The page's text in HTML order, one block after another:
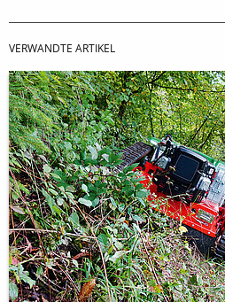
VERWANDTE ARTIKEL